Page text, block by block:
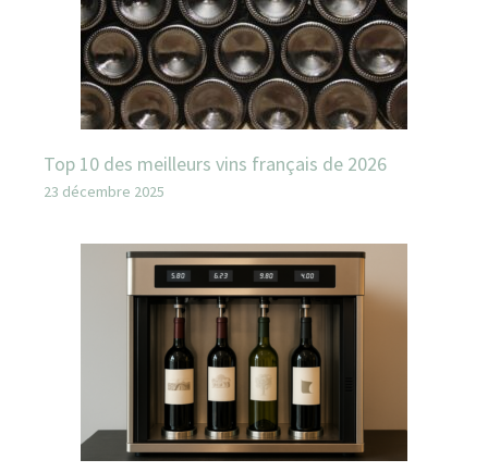
Top 10 des meilleurs vins français de 2026
23 décembre 2025